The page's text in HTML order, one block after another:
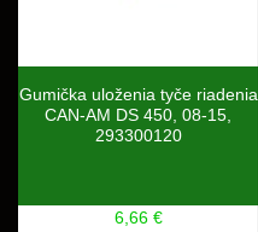
Gumička uloženia tyče riadenia
CAN-AM DS 450, 08-15,
293300120
6,66 €